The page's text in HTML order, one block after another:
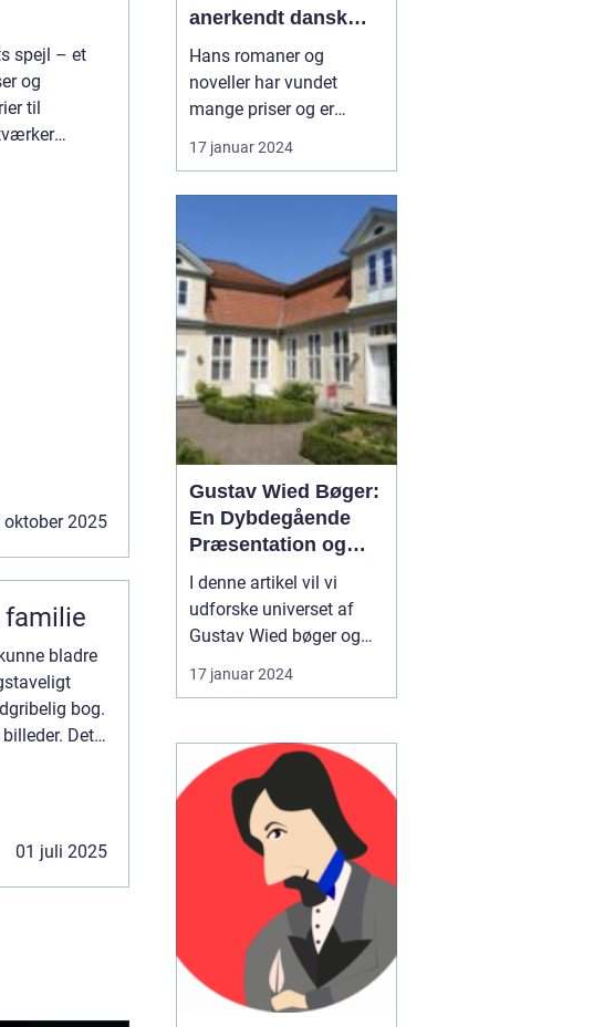
spejl – et
og
til
oktober 2025
familie
bladre
bog.
Det
01 juli 2025
anerkendt dansk
forfatter, som har
skrevet adskillige
bøger af høj kvalitet
gennem årene
Hans romaner og
noveller har vundet
mange priser og er
blevet oversat til flere
forskellige sprog. I denne
Grøndahls forfatterskab
og dykke ned i hans
betydningsfulde position
inden for den danske
litteratur. Hvis du er en
kun...
17 januar 2024
Gustav Wied Bøger:
En Dybdegående
Præsentation og
Historisk
Gennemgang
I denne artikel vil vi
udforske universet af
Gustav Wied bøger og
give en dybdegående
præsentation af, hvad
enhver kunstelsker eller
samler, der ønsker at
dykke ned i denne
inspirerende forfatters
verden. Vi vil også se
17 januar 2024